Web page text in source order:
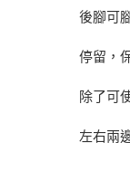
後腳可
停留，
除了可
左右兩